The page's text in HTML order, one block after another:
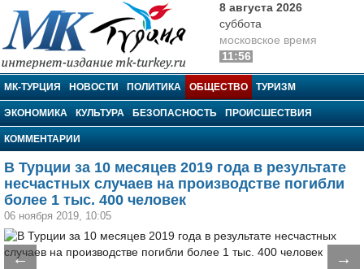
МК-Турция
8 августа 2026
суббота
московское время
11:56
МК-ТУРЦИЯ НОВОСТИ ПОЛИТИКА ОБЩЕСТВО ТУРИЗМ
ЭКОНОМИКА КУЛЬТУРА БЕЗОПАСНОСТЬ ПРОИСШЕСТВИЯ
КОММЕНТАРИИ
В Турции за 10 месяцев 2019 года в результате
несчастных случаев на производстве погибли
более 1 тыс. 400 человек
06 ноября 2019, 10:05
← →